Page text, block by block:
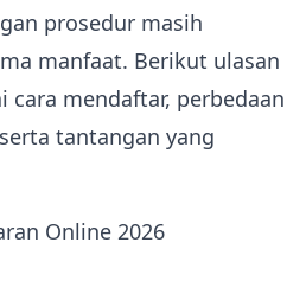
prosedur masih
manfaat. Berikut ulasan
cara mendaftar, perbedaan
tantangan yang
Online 2026